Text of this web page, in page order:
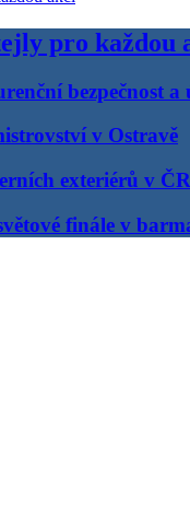
pro každou
bezpečnost a
v Ostravě
exteriérů v ČR
finále v